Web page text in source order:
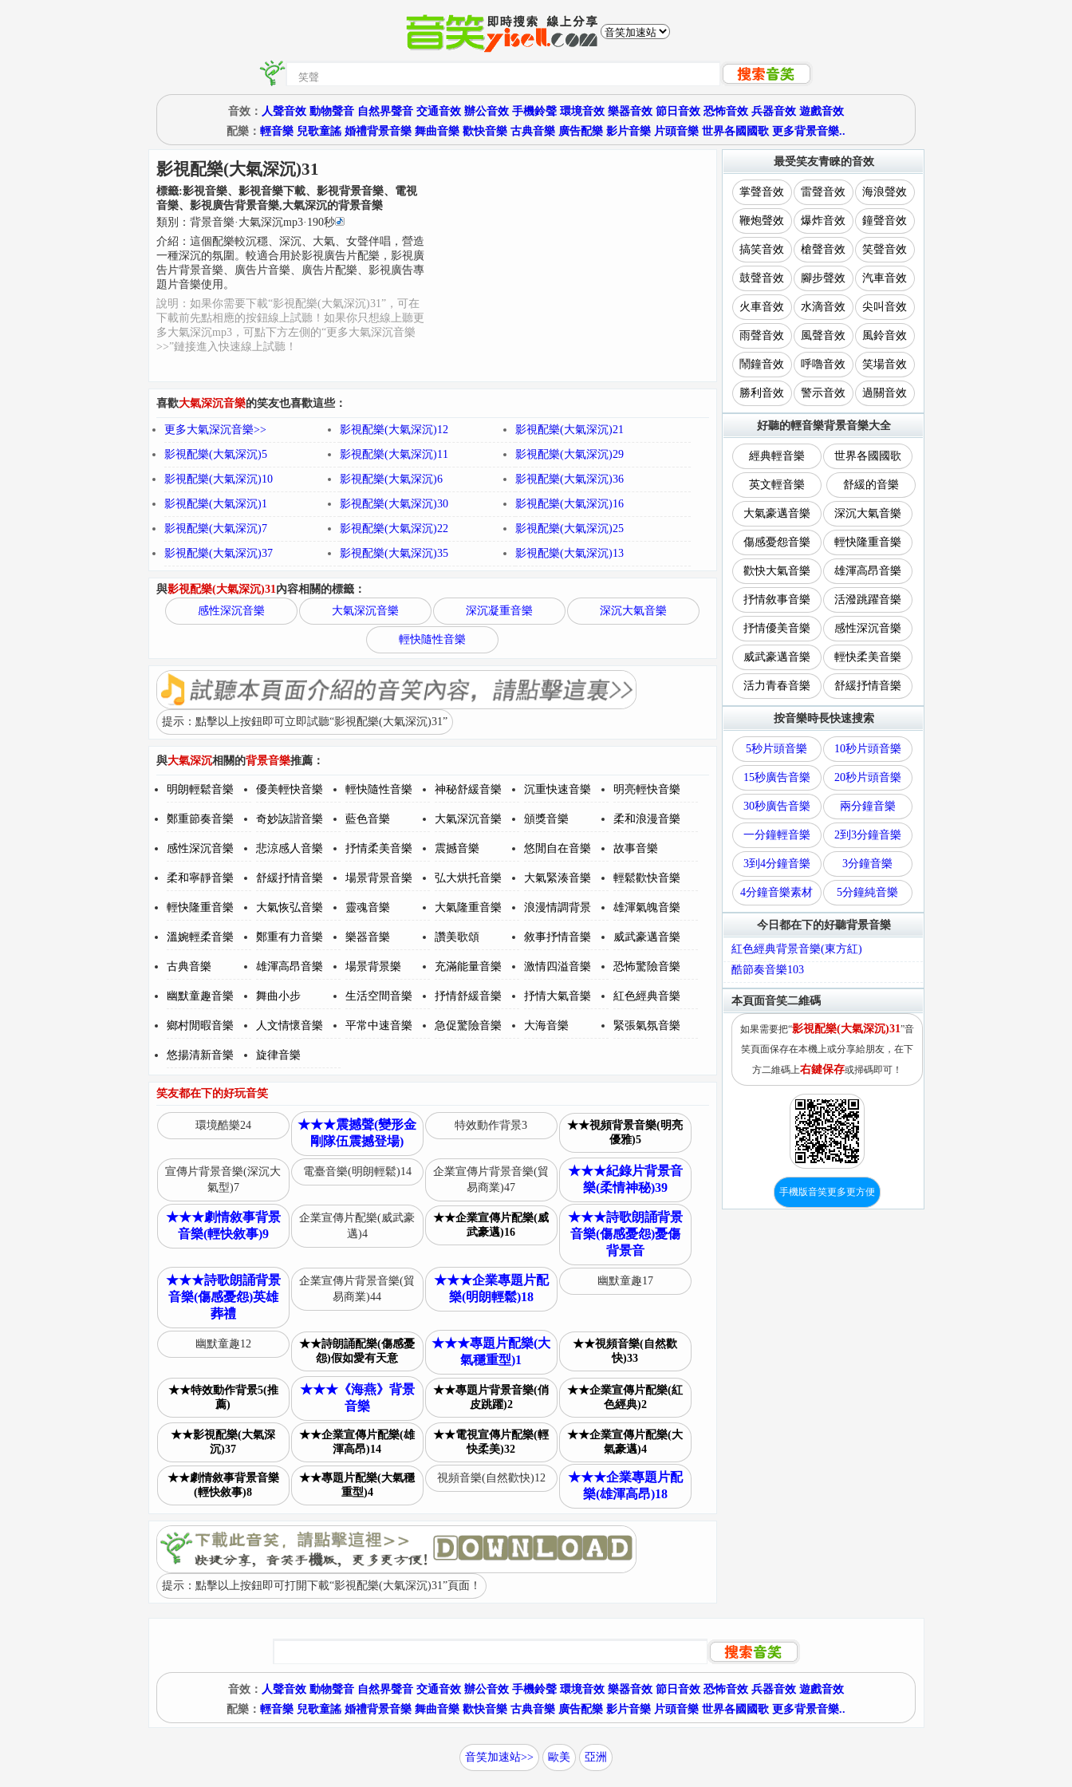
音效： 人聲音效 動物聲音 自然界聲音 交通音效 辦公音效 手機鈴聲 環境音效 樂器音效 節日音效 恐怖音效 兵器音效 遊戲音效
配樂： 輕音樂 兒歌童謠 婚禮背景音樂 舞曲音樂 歡快音樂 古典音樂 廣告配樂 影片音樂 片頭音樂 世界各國國歌 更多背景音樂..
影視配樂(大氣深沉)31
標籤:影視音樂、影視音樂下載、影視背景音樂、電視
音樂、影視廣告背景音樂,大氣深沉的背景音樂
類別： 背景音樂· 大氣深沉mp3· 190秒
介紹： 這個配樂較沉穩、深沉、大氣、女聲伴唱，營造
一種深沉的氛圍。較適合用於影視廣告片配樂，影視廣
告片背景音樂、廣告片音樂、廣告片配樂、影視廣告專
題片音樂使用。
說明：如果你需要下載“影視配樂(大氣深沉)31”，可在
下載前先點相應的按鈕線上試聽！如果你只想線上聽更
多大氣深沉mp3，可點下方左側的“更多大氣深沉音樂
>>”鏈接進入快速線上試聽！
喜歡大氣深沉音樂的笑友也喜歡這些：
更多大氣深沉音樂>> 影視配樂(大氣深沉)12 影視配樂(大氣深沉)21
影視配樂(大氣深沉)5 影視配樂(大氣深沉)11 影視配樂(大氣深沉)29
影視配樂(大氣深沉)10 影視配樂(大氣深沉)6 影視配樂(大氣深沉)36
影視配樂(大氣深沉)1 影視配樂(大氣深沉)30 影視配樂(大氣深沉)16
影視配樂(大氣深沉)7 影視配樂(大氣深沉)22 影視配樂(大氣深沉)25
影視配樂(大氣深沉)37 影視配樂(大氣深沉)35 影視配樂(大氣深沉)13
與影視配樂(大氣深沉)31內容相關的標籤：
感性深沉音樂
大氣深沉音樂 深沉凝重音樂 深沉大氣音樂
輕快隨性音樂
提示：點擊以上按鈕即可立即試聽“影視配樂(大氣深沉)31”
與大氣深沉相關的背景音樂推薦：
明朗輕鬆音樂 優美輕快音樂 輕快隨性音樂 神秘舒緩音樂 沉重快速音樂 明亮輕快音樂
鄭重節奏音樂 奇妙詼諧音樂 藍色音樂 大氣深沉音樂 頒獎音樂 柔和浪漫音樂
感性深沉音樂 悲涼感人音樂 抒情柔美音樂 震撼音樂 悠閒自在音樂 故事音樂
柔和寧靜音樂 舒緩抒情音樂 場景背景音樂 弘大烘托音樂 大氣緊湊音樂 輕鬆歡快音樂
輕快隆重音樂 大氣恢弘音樂 靈魂音樂 大氣隆重音樂 浪漫情調背景 雄渾氣魄音樂
溫婉輕柔音樂 鄭重有力音樂 樂器音樂 讚美歌頌 敘事抒情音樂 威武豪邁音樂
古典音樂 雄渾高昂音樂 場景背景樂 充滿能量音樂 激情四溢音樂 恐怖驚險音樂
幽默童趣音樂 舞曲小步 生活空間音樂 抒情舒緩音樂 抒情大氣音樂 紅色經典音樂
鄉村閒暇音樂 人文情懷音樂 平常中速音樂 急促驚險音樂 大海音樂 緊張氣氛音樂
悠揚清新音樂 旋律音樂
笑友都在下的好玩音笑
環境酷樂24
★★★震撼聲(變形金
剛隊伍震撼登場)
特效動作背景3
★★視頻背景音樂(明亮
優雅)5
宣傳片背景音樂(深沉大
氣型)7
電臺音樂(明朗輕鬆)14
企業宣傳片背景音樂(貿
易商業)47
★★★紀錄片背景音
樂(柔情神秘)39
★★★劇情敘事背景
音樂(輕快敘事)9
企業宣傳片配樂(威武豪
邁)4
★★企業宣傳片配樂(威
武豪邁)16
★★★詩歌朗誦背景
音樂(傷感憂怨)憂傷
背景音
★★★詩歌朗誦背景
音樂(傷感憂怨)英雄
葬禮
企業宣傳片背景音樂(貿
易商業)44
★★★企業專題片配
樂(明朗輕鬆)18
幽默童趣17
幽默童趣12
★★詩朗誦配樂(傷感憂
怨)假如愛有天意
★★★專題片配樂(大
氣穩重型)1
★★視頻音樂(自然歡
快)33
★★特效動作背景5(推
薦)
★★★《海燕》背景
音樂
★★專題片背景音樂(俏
皮跳躍)2
★★企業宣傳片配樂(紅
色經典)2
★★影視配樂(大氣深
沉)37
★★企業宣傳片配樂(雄
渾高昂)14
★★電視宣傳片配樂(輕
快柔美)32
★★企業宣傳片配樂(大
氣豪邁)4
★★劇情敘事背景音樂
(輕快敘事)8
★★專題片配樂(大氣穩
重型)4
視頻音樂(自然歡快)12
★★★企業專題片配
樂(雄渾高昂)18
提示：點擊以上按鈕即可打開下載“影視配樂(大氣深沉)31”頁面！
最受笑友青睞的音效
掌聲音效 雷聲音效 海浪聲效
鞭炮聲效 爆炸音效 鐘聲音效
搞笑音效 槍聲音效 笑聲音效
鼓聲音效 腳步聲效 汽車音效
火車音效 水滴音效 尖叫音效
雨聲音效 風聲音效 風鈴音效
鬧鐘音效 呼嚕音效 笑場音效
勝利音效 警示音效 過關音效
好聽的輕音樂背景音樂大全
經典輕音樂 世界各國國歌
英文輕音樂 舒緩的音樂
大氣豪邁音樂 深沉大氣音樂
傷感憂怨音樂 輕快隆重音樂
歡快大氣音樂 雄渾高昂音樂
抒情敘事音樂 活潑跳躍音樂
抒情優美音樂 感性深沉音樂
威武豪邁音樂 輕快柔美音樂
活力青春音樂 舒緩抒情音樂
按音樂時長快速搜索
5秒片頭音樂 10秒片頭音樂
15秒廣告音樂 20秒片頭音樂
30秒廣告音樂 兩分鐘音樂
一分鐘輕音樂 2到3分鐘音樂
3到4分鐘音樂 3分鐘音樂
4分鐘音樂素材 5分鐘純音樂
今日都在下的好聽背景音樂
紅色經典背景音樂(東方紅)
酷節奏音樂103
本頁面音笑二維碼
如果需要把“影視配樂(大氣深沉)31”音
笑頁面保存在本機上或分享給朋友，在下
方二維碼上右鍵保存或掃碼即可！
手機版音笑更多更方便
音效： 人聲音效 動物聲音 自然界聲音 交通音效 辦公音效 手機鈴聲 環境音效 樂器音效 節日音效 恐怖音效 兵器音效 遊戲音效
配樂： 輕音樂 兒歌童謠 婚禮背景音樂 舞曲音樂 歡快音樂 古典音樂 廣告配樂 影片音樂 片頭音樂 世界各國國歌 更多背景音樂..
音笑加速站>> 歐美 亞洲